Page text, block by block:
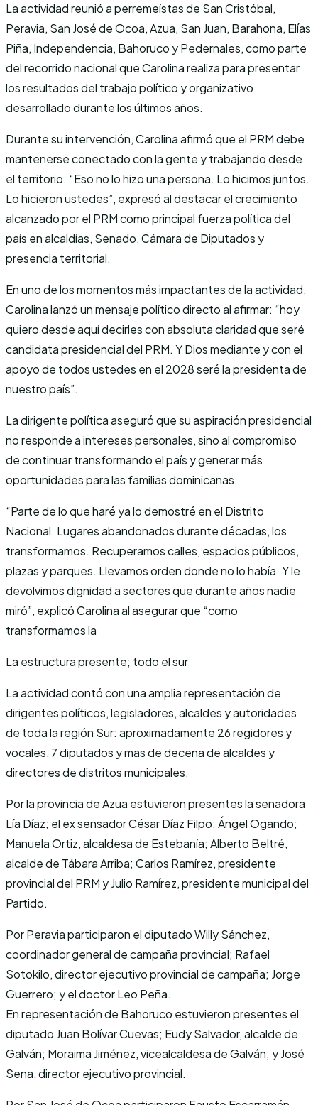
La actividad reunió a perremeístas de San Cristóbal,
Peravia, San José de Ocoa, Azua, San Juan, Barahona, Elías
Piña, Independencia, Bahoruco y Pedernales, como parte
del recorrido nacional que Carolina realiza para presentar
los resultados del trabajo político y organizativo
desarrollado durante los últimos años.
Durante su intervención, Carolina afirmó que el PRM debe
mantenerse conectado con la gente y trabajando desde
el territorio. “Eso no lo hizo una persona. Lo hicimos juntos.
Lo hicieron ustedes”, expresó al destacar el crecimiento
alcanzado por el PRM como principal fuerza política del
país en alcaldías, Senado, Cámara de Diputados y
presencia territorial.
En uno de los momentos más impactantes de la actividad,
Carolina lanzó un mensaje político directo al afirmar: “hoy
quiero desde aquí decirles con absoluta claridad que seré
candidata presidencial del PRM. Y Dios mediante y con el
apoyo de todos ustedes en el 2028 seré la presidenta de
nuestro país”.
La dirigente política aseguró que su aspiración presidencial
no responde a intereses personales, sino al compromiso
de continuar transformando el país y generar más
oportunidades para las familias dominicanas.
“Parte de lo que haré ya lo demostré en el Distrito
Nacional. Lugares abandonados durante décadas, los
transformamos. Recuperamos calles, espacios públicos,
plazas y parques. Llevamos orden donde no lo había. Y le
devolvimos dignidad a sectores que durante años nadie
miró”, explicó Carolina al asegurar que “como
transformamos la
La estructura presente; todo el sur
La actividad contó con una amplia representación de
dirigentes políticos, legisladores, alcaldes y autoridades
de toda la región Sur: aproximadamente 26 regidores y
vocales, 7 diputados y mas de decena de alcaldes y
directores de distritos municipales.
Por la provincia de Azua estuvieron presentes la senadora
Lía Díaz; el ex sensador César Díaz Filpo; Ángel Ogando;
Manuela Ortiz, alcaldesa de Estebanía; Alberto Beltré,
alcalde de Tábara Arriba; Carlos Ramírez, presidente
provincial del PRM y Julio Ramírez, presidente municipal del
Partido.
Por Peravia participaron el diputado Willy Sánchez,
coordinador general de campaña provincial; Rafael
Sotokilo, director ejecutivo provincial de campaña; Jorge
Guerrero; y el doctor Leo Peña.
En representación de Bahoruco estuvieron presentes el
diputado Juan Bolívar Cuevas; Eudy Salvador, alcalde de
Galván; Moraima Jiménez, vicealcaldesa de Galván; y José
Sena, director ejecutivo provincial.